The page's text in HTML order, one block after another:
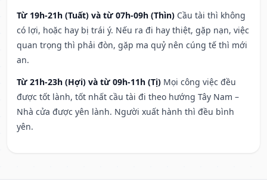
Từ 19h-21h (Tuất) và từ 07h-09h (Thìn) Cầu tài thì không
có lợi, hoặc hay bị trái ý. Nếu ra đi hay thiệt, gặp nạn, việc
quan trọng thì phải đòn, gặp ma quỷ nên cúng tế thì mới
an.
Từ 21h-23h (Hợi) và từ 09h-11h (Tị) Mọi công việc đều
được tốt lành, tốt nhất cầu tài đi theo hướng Tây Nam –
Nhà cửa được yên lành. Người xuất hành thì đều bình
yên.